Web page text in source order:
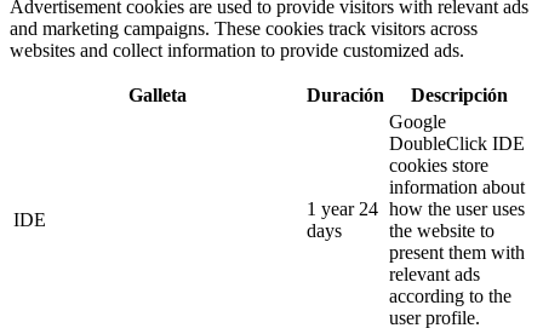
Advertisement cookies are used to provide visitors with relevant ads
and marketing campaigns. These cookies track visitors across
websites and collect information to provide customized ads.
Galleta Duración Descripción
IDE
1 year 24
days
Google
DoubleClick IDE
cookies store
information about
how the user uses
the website to
present them with
relevant ads
according to the
user profile.